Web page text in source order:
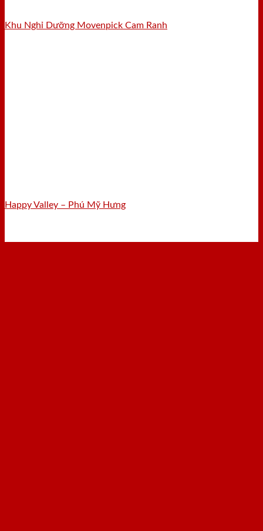
Khu Nghỉ Dưỡng Movenpick Cam Ranh
Happy Valley – Phú Mỹ Hưng